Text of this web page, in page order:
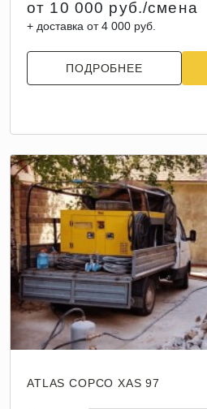
от 10 000 руб./смена
+ доставка от 4 000 руб.
ПОДРОБНЕЕ
ATLAS COPCO XAS 97